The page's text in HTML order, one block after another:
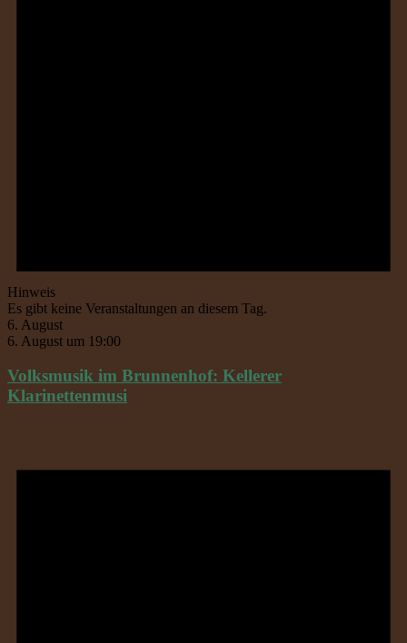
Hinweis
Es gibt keine Veranstaltungen an diesem Tag.
6. August
6. August um 19:00
Volksmusik im Brunnenhof: Kellerer
Klarinettenmusi